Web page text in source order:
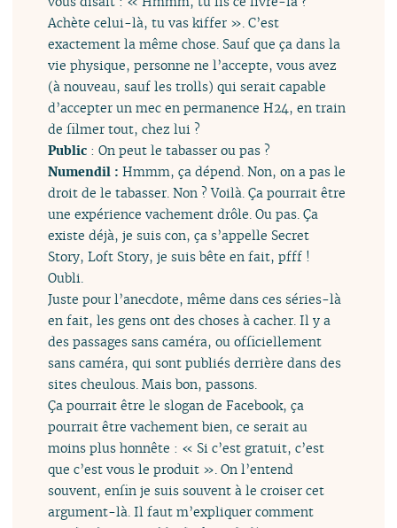
Achète celui-là, tu vas kiffer ». C’est
exactement la même chose. Sauf que ça dans la
vie physique, personne ne l’accepte, vous avez
(à nouveau, sauf les trolls) qui serait capable
d’accepter un mec en permanence H24, en train
de filmer tout, chez lui ?
Public : On peut le tabasser ou pas ?
Numendil : Hmmm, ça dépend. Non, on a pas le
droit de le tabasser. Non ? Voilà. Ça pourrait être
une expérience vachement drôle. Ou pas. Ça
existe déjà, je suis con, ça s’appelle Secret
Story, Loft Story, je suis bête en fait, pfff !
Oubli.
Juste pour l’anecdote, même dans ces séries-là
en fait, les gens ont des choses à cacher. Il y a
des passages sans caméra, ou officiellement
sans caméra, qui sont publiés derrière dans des
sites cheulous. Mais bon, passons.
Ça pourrait être le slogan de Facebook, ça
pourrait être vachement bien, ce serait au
moins plus honnête : « Si c’est gratuit, c’est
que c’est vous le produit ». On l’entend
souvent, enfin je suis souvent à le croiser cet
argument-là. Il faut m’expliquer comment